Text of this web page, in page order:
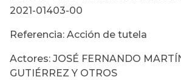
2021-01403-00
Referencia: Acción de tutela
Actores: JOSÉ FERNANDO
GUTIÉRREZ Y OTROS